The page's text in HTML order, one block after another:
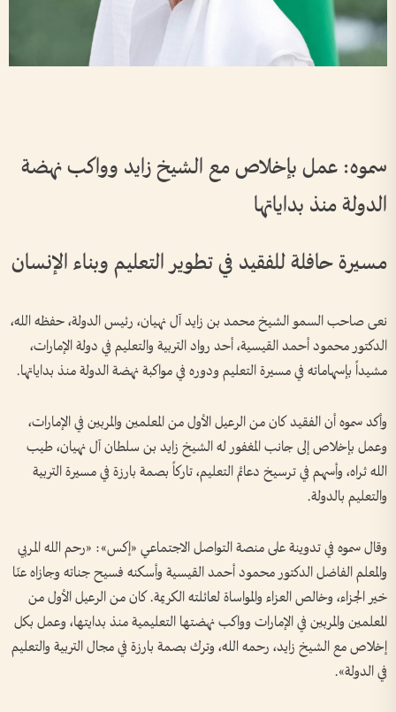
سموه: عمل بإخلاص مع الشيخ زايد وواكب نهضة
الدولة منذ بداياتها
مسيرة حافلة للفقيد في تطوير التعليم وبناء الإنسان
نعى صاحب السمو الشيخ محمد بن زايد آل نهيان، رئيس الدولة، حفظه الله،
الدكتور محمود أحمد القيسية، أحد رواد التربية والتعليم في دولة الإمارات،
مشيداً بإسهاماته في مسيرة التعليم ودوره في مواكبة نهضة الدولة منذ بداياتها.
وأكد سموه أن الفقيد كان من الرعيل الأول من المعلمين والمربين في الإمارات،
وعمل بإخلاص إلى جانب المغفور له الشيخ زايد بن سلطان آل نهيان، طيب
الله ثراه، وأسهم في ترسيخ دعائم التعليم، تاركاً بصمة بارزة في مسيرة التربية
والتعليم بالدولة.
وقال سموه في تدوينة على منصة التواصل الاجتماعي «إكس»: «رحم الله المربي
والمعلم الفاضل الدكتور محمود أحمد القيسية وأسكنه فسيح جناته وجازاه عنّا
خير الجزاء، وخالص العزاء والمواساة لعائلته الكريمة. كان من الرعيل الأول من
المعلمين والمربين في الإمارات وواكب نهضتها التعليمية منذ بدايتها، وعمل بكل
إخلاص مع الشيخ زايد، رحمه الله، وترك بصمة بارزة في مجال التربية والتعليم
في الدولة».